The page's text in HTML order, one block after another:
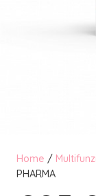
Home /
PHARMA